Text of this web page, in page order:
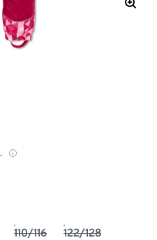
110/116 122/128